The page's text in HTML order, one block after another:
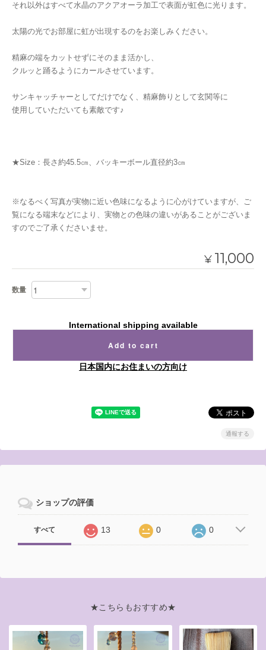
それ以外はすべて水晶のアクアオーラ加工で表面が虹色に光ります。
太陽の光でお部屋に虹が出現するのをお楽しみください。
精麻の端をカットせずにそのまま活かし、
クルッと踊るようにカールさせています。
サンキャッチャーとしてだけでなく、精麻飾りとして玄関等に
使用していただいても素敵です♪
★Size：長さ約45.5㎝、バッキーボール直径約3㎝
※なるべく写真が実物に近い色味になるように心がけていますが、ご
覧になる端末などにより、実物との色味の違いがあることがございま
すのでご了承くださいませ。
¥ 11,000
数量
International shipping available
Add to cart
日本国内にお住まいの方向け
通報する
ショップの評価
すべて 13 0 0
★こちらもおすすめ★